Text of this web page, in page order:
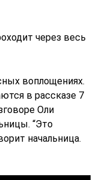
через весь
воплощениях.
в рассказе 7
Оли
“Это
начальница.